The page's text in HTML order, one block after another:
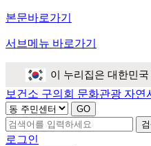
본문바로가기
서브메뉴 바로가기
이 누리집은 대한민
보건소 구의회 문화관광 자연
로그인